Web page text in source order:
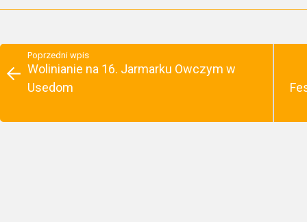
Poprzedni wpis
Wolinianie na 16. Jarmarku Owczym w
Usedom